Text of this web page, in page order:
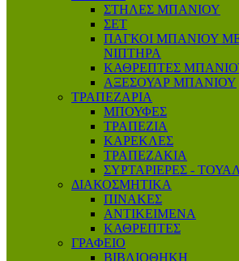
ΣΤΗΛΕΣ ΜΠΑΝΙΟΥ
ΣΕΤ
ΠΑΓΚΟΙ ΜΠΑΝΙΟΥ
ΝΙΠΤΗΡΑ
ΚΑΘΡΕΠΤΕΣ
ΑΞΕΣΟΥΑΡ ΜΠΑΝΙΟΥ
ΤΡΑΠΕΖΑΡΙΑ
ΜΠΟΥΦΕΣ
ΤΡΑΠΕΖΙΑ
ΚΑΡΕΚΛΕΣ
ΤΡΑΠΕΖΑΚΙΑ
ΣΥΡΤΑΡΙΕΡΕΣ -
ΔΙΑΚΟΣΜΗΤΙΚΑ
ΠΙΝΑΚΕΣ
ΑΝΤΙΚΕΙΜΕΝΑ
ΚΑΘΡΕΠΤΕΣ
ΓΡΑΦΕΙΟ
ΒΙΒΛΙΟΘΗΚΗ